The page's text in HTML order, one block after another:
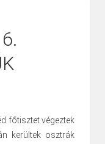
főtisztet végeztek
kerültek osztrák